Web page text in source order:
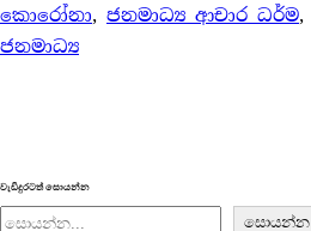
⁣කොරෝනා, ජනමාධ්‍ය ආචාර ධර්ම,
ජනමාධ්‍ය
වැඩිදුරටත් සොයන්න
S
සොයන්න